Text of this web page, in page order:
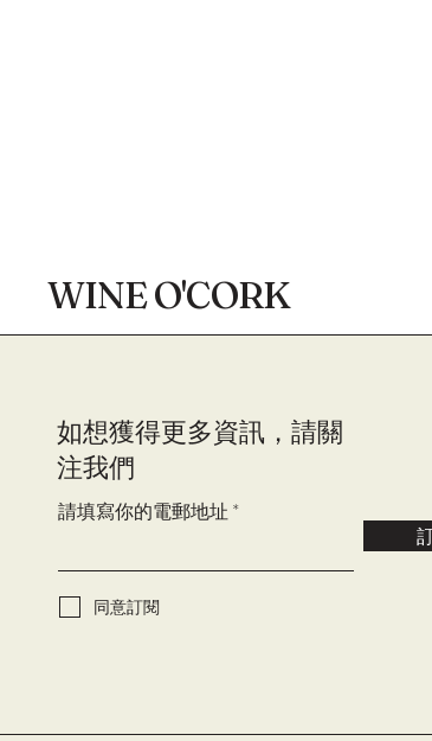
WINE O'CORK
​如想獲得更多資訊，請關
注我們
請填寫你的電郵地址
同意訂閱